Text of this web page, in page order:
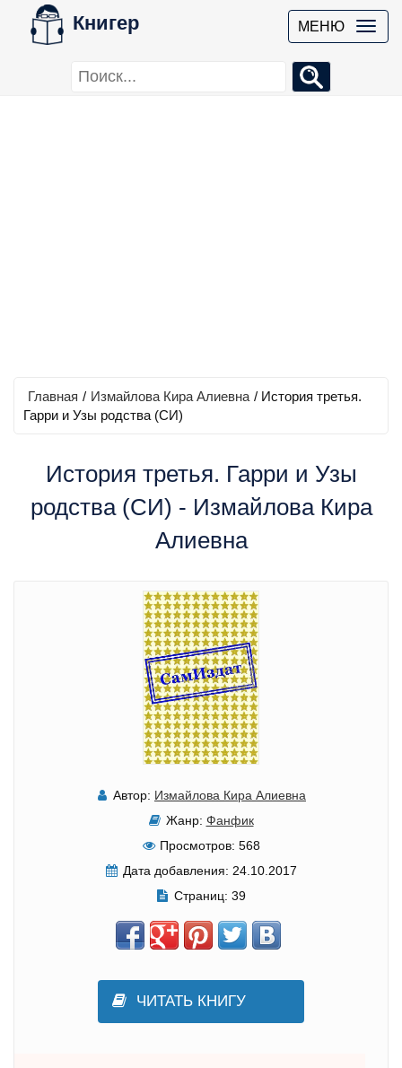
Книгер МЕНЮ
Главная / Измайлова Кира Алиевна / История третья.
Гарри и Узы родства (СИ)
История третья. Гарри и Узы
родства (СИ) - Измайлова Кира
Алиевна
Автор: Измайлова Кира Алиевна
Жанр: Фанфик
Просмотров: 568
Дата добавления: 24.10.2017
Страниц: 39
ЧИТАТЬ КНИГУ